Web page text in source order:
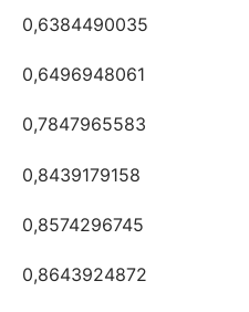
0,6384490035
0,6496948061
0,7847965583
0,8439179158
0,8574296745
0,8643924872